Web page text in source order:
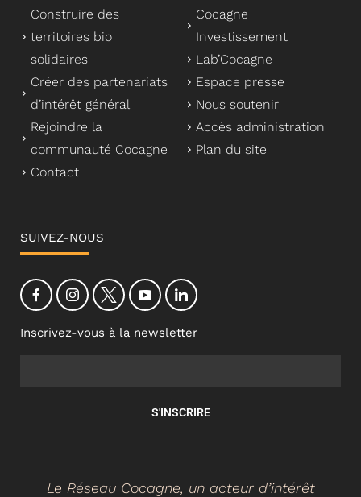
Construire des
territoires bio
solidaires
Créer des partenariats
d’intérêt général
Rejoindre la
communauté Cocagne
Contact
Cocagne
Investissement
Lab’Cocagne
Espace presse
Nous soutenir
Accès administration
Plan du site
SUIVEZ-NOUS
Inscrivez-vous à la newsletter
S'INSCRIRE
Le Réseau Cocagne, un acteur d’intérêt